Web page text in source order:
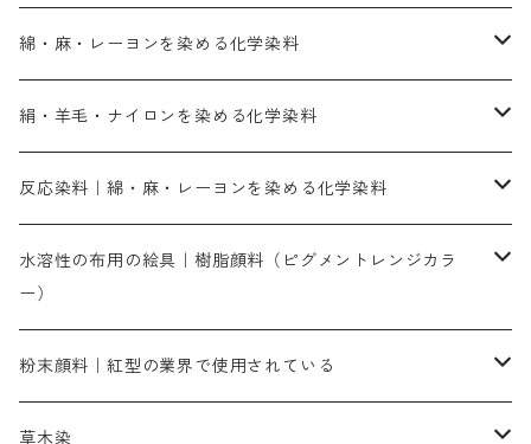
綿・麻・レーヨンを染める化学染料
直接染料－染色手順が簡単
人気のおすすめ直接染料
染色に必要な薬品類
絹・羊毛・ナイロンを染める化学染料
お買い得品
染料一覧
人気のおすすめ染料
染色に必要な薬品類
補助薬品
反応染料｜綿・麻・レーヨンを染める化学染料
お勧めの3原色（赤・青・黄色）
お勧め｜スミフィックス～
3原色以外の色目
赤色
染色に必要な薬品
水溶性の布用の絵具｜樹脂顔料（ピグメントレンジカラ
ー）
ネオカラー（色）
内容量：100g
バィンダー（定着剤）
粉末顔料｜紅型の業界で使用されている
赤色系
草木染